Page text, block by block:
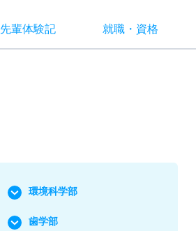
先輩体験記 就職・ 資格
環境科学部
歯学部